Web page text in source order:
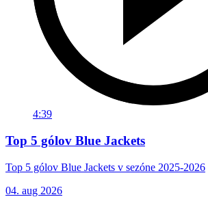
4:39
Top 5 gólov Blue Jackets
Top 5 gólov Blue Jackets v sezóne 2025-2026
04. aug 2026